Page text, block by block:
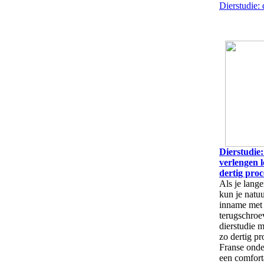
Dierstudie:
verlengen
dertig
Als je
kun je
inname
dierstudie
zo dertig
Franse
een